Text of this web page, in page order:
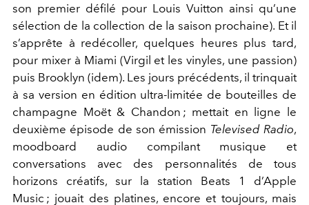
son premier défilé pour Louis Vuitton ainsi qu’une
sélection de la collection de la saison prochaine). Et il
s’apprête à redécoller, quelques heures plus tard,
pour mixer à Miami (Virgil et les vinyles, une passion)
puis Brooklyn (idem). Les jours précédents, il trinquait
à sa version en édition ultra-limitée de bouteilles de
champagne Moët & Chandon ; mettait en ligne le
deuxième épisode de son émission Televised Radio,
moodboard audio compilant musique et
conversations avec des personnalités de tous
horizons créatifs, sur la station Beats 1 d’Apple
Music ; jouait des platines, encore et toujours, mais